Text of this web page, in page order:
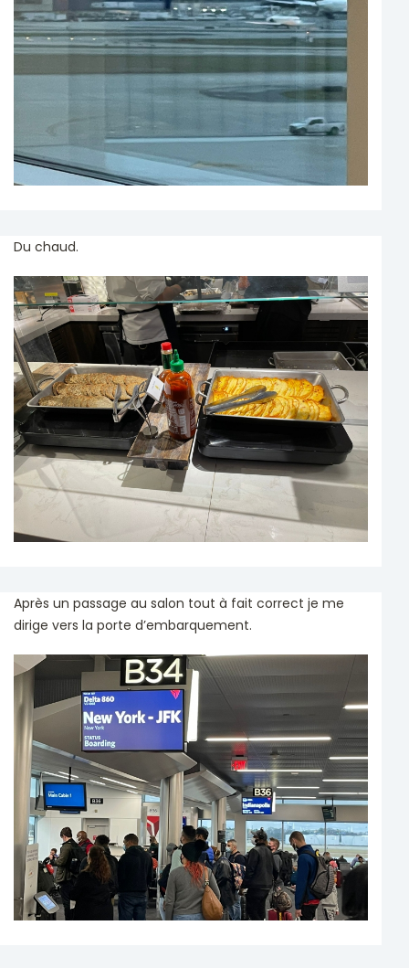
Du chaud.
Après un passage au salon tout à fait correct je me
dirige vers la porte d’embarquement.